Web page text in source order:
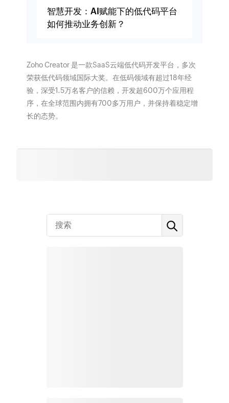
智慧开发：AI赋能下的低代码平台
如何推动业务创新？
Zoho Creator 是一款SaaS云端低代码开发平台，多次
荣获低代码领域国际大奖。在低码领域有超过18年经
验，深受1.5万名客户的信赖，开发超600万个应用程
序，在全球范围内拥有700多万用户，并保持着稳定增
长的态势。